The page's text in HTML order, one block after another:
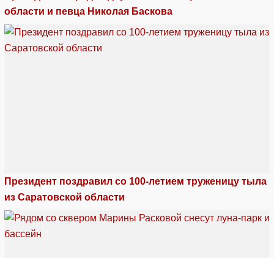
области и певца Николая Баскова
Президент поздравил со 100-летием труженицу тыла
из Саратовской области